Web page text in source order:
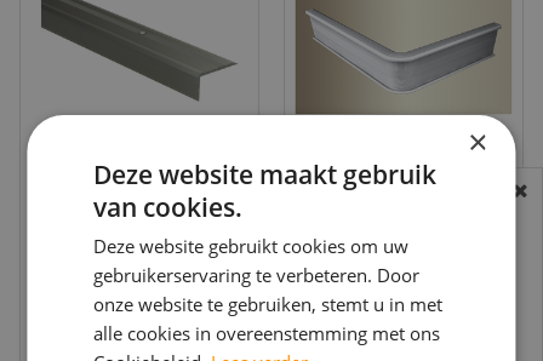
Küberit -
43x23mm RVS grof
antislip - 3…
,10 per stuk
90gr tot 3mm PVC
zi…
€ 113,10
€ 101 ,80 per stuk
BEREIKBAARHEID
In verband met de vakantie periode zijn wij
t/m 14 augustus telefonisch helaas niet
bereikbaar.
Bestelling worden uiteraard verwerkt
×
Deze website maakt gebruik
van cookies.
Deze website gebruikt cookies om uw
gebruikerservaring te verbeteren. Door
onze website te gebruiken, stemt u in met
alle cookies in overeenstemming met ons